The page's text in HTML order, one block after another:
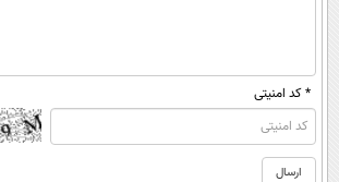
* کد امنیتی